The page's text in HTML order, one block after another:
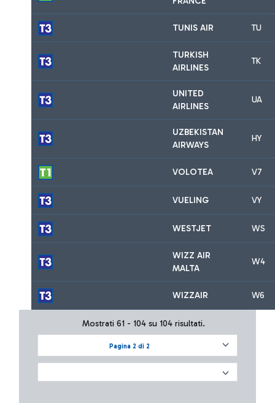
TUNIS AIR TU
TURKISH
AIRLINES
TK
UNITED
AIRLINES
UA
UZBEKISTAN
AIRWAYS
HY
VOLOTEA V7
VUELING VY
WESTJET WS
WIZZ AIR
MALTA
W4
WIZZAIR W6
Pagina 2 di 2
Mostrati 61 - 104 su 104 risultati.